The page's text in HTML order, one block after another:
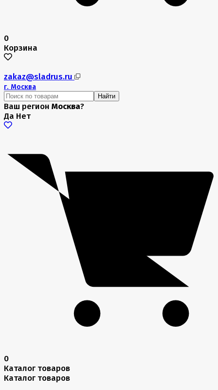
0
Корзина
zakaz@sladrus.ru
г. Москва
Найти
Ваш регион Москва?
Да Нет
0
Каталог товаров
Каталог товаров